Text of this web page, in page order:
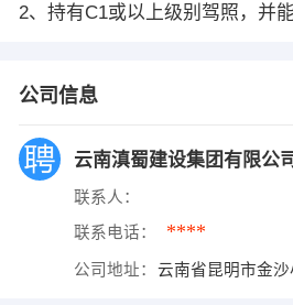
2、持有C1或以上级别驾照，并
公司信息
云南滇蜀建设集团有限公
联系人：
联系电话： ****
公司地址： 云南省昆明市金